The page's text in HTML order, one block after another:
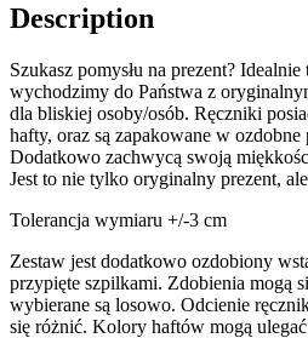
Description
Szukasz pomysłu na prezent? Idealnie
wychodzimy do Państwa z
dla bliskiej osoby/osób. Ręczniki
hafty, oraz są zapakowane w ozdobne
Dodatkowo zachwycą swoją
Jest to nie tylko oryginalny prezent,
Tolerancja wymiaru +/-3 cm
Zestaw jest dodatkowo ozdobiony
przypięte szpilkami. Zdobienia mogą
wybierane są losowo. Odcienie
się różnić. Kolory haftów mogą